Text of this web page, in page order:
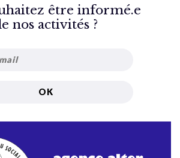
être informé.e
nos activités ?